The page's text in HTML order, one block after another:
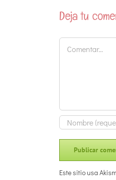
Deja tu
Comentar
Este sitio usa